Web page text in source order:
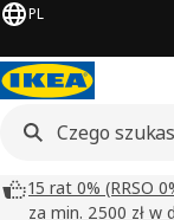
PL
15 rat 0% (RRSO
za min. 2500 zł w